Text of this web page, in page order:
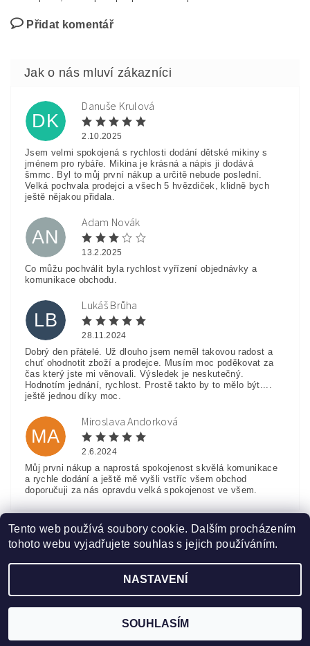
Přidat komentář
DK
Danuše Krulová
2.10.2025
Jsem velmi spokojená s rychlosti dodání dětské mikiny s
jménem pro rybáře. Mikina je krásná a nápis ji dodává
šmrnc. Byl to můj první nákup a určitě nebude poslední.
Velká pochvala prodejci a všech 5 hvězdiček, klidně bych
ještě nějakou přidala.
AN
Adam Novák
13.2.2025
Co můžu pochválit byla rychlost vyřízení objednávky a
komunikace obchodu.
LB
Lukáš Brůha
28.11.2024
Dobrý den přátelé. Už dlouho jsem neměl takovou radost a
chuť ohodnotit zboží a prodejce. Musím moc poděkovat za
čas který jste mi věnovali. Výsledek je neskutečný.
Hodnotím jednání, rychlost. Prostě takto by to mělo být....
ještě jednou díky moc.
MA
Miroslava Andorková
2.6.2024
Můj prvni nákup a naprostá spokojenost skvělá komunikace
a rychle dodání a ještě mě vyšli vstříc všem obchod
doporučuji za nás opravdu velká spokojenost ve všem.
2026 ©www.HobbyTriko.cz, všechna práva vyhrazenaUpravit nastavení cookies
Vytvořil Shoptet
Tento web používá soubory cookie. Dalším procházením
tohoto webu vyjadřujete souhlas s jejich používáním.
NASTAVENÍ
SOUHLASÍM